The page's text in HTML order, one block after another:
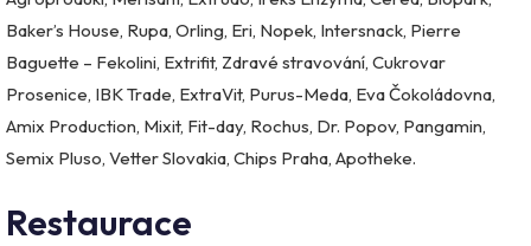
Baker’s House, Rupa, Orling, Eri, Nopek, Intersnack, Pierre
Baguette – Fekolini, Extrifit, Zdravé stravování, Cukrovar
Prosenice, IBK Trade, ExtraVit, Purus-Meda, Eva Čokoládovna,
Amix Production, Mixit, Fit-day, Rochus, Dr. Popov, Pangamin,
Semix Pluso, Vetter Slovakia, Chips Praha, Apotheke.
Restaurace